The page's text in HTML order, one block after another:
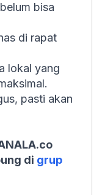
bisa
di rapat
lokal yang
pasti akan
di grup